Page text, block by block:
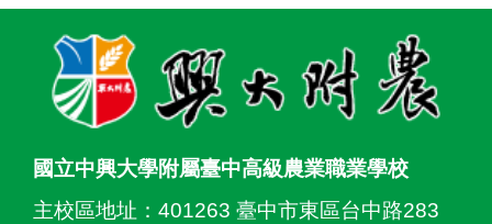
國立中興大學附屬臺中高級農業職業學校
主校區地址： 401263 臺中市東區台中路283